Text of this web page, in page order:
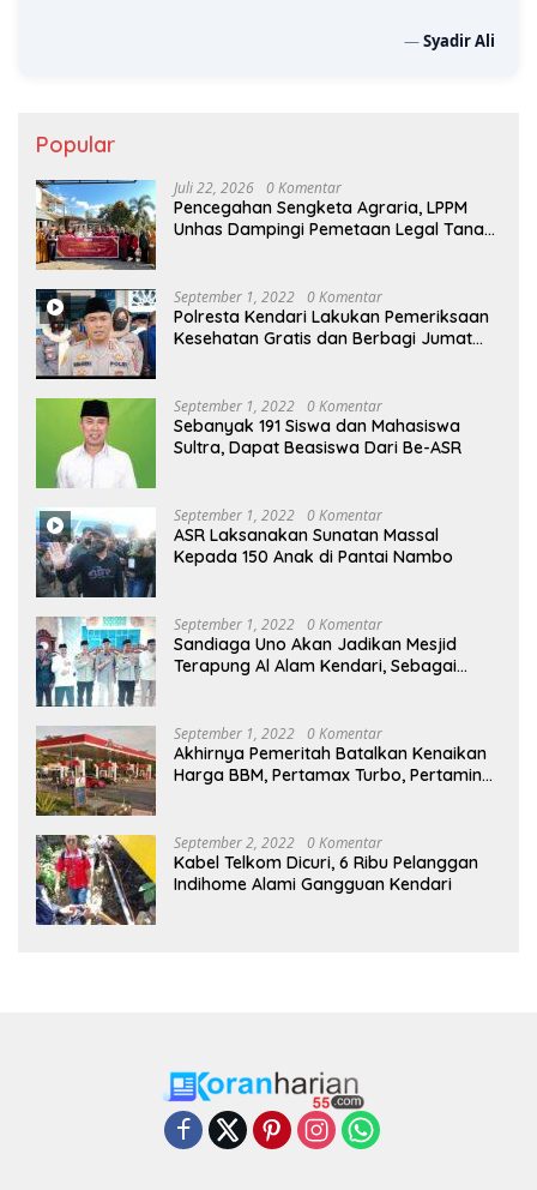
—Syadir Ali
Popular
Juli 22, 2026 0 Komentar
Pencegahan Sengketa Agraria, LPPM
Unhas Dampingi Pemetaan Legal Tanah
September 1, 2022 0 Komentar
Polresta Kendari Lakukan Pemeriksaan
Kesehatan Gratis dan Berbagi Jumat
September 1, 2022 0 Komentar
Sebanyak 191 Siswa dan Mahasiswa
Sultra, Dapat Beasiswa Dari Be-ASR
September 1, 2022 0 Komentar
ASR Laksanakan Sunatan Massal
Kepada 150 Anak di Pantai Nambo
September 1, 2022 0 Komentar
Sandiaga Uno Akan Jadikan Mesjid
Terapung Al Alam Kendari, Sebagai
September 1, 2022 0 Komentar
Akhirnya Pemeritah Batalkan Kenaikan
Harga BBM, Pertamax Turbo, Pertamina
September 2, 2022 0 Komentar
Kabel Telkom Dicuri, 6 Ribu Pelanggan
Indihome Alami Gangguan Kendari